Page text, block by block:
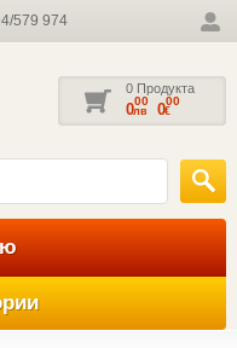
579 974
0 Продукта
000
лв 000
€